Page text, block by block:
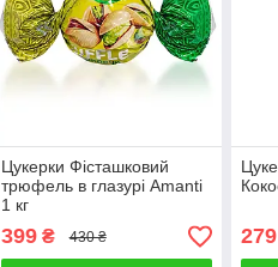
Цукерки Фісташковий
трюфель в глазурі Amanti
1 кг
399₴ 430 ₴ 279